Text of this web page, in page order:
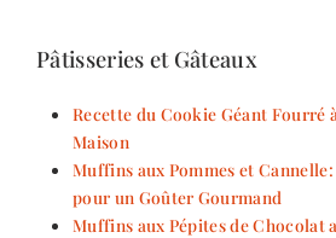
Pâtisseries et Gâteaux
Recette du Cookie Géant Fourré
Maison
Muffins aux Pommes et
pour un Goûter Gourmand
Muffins aux Pépites de Chocolat